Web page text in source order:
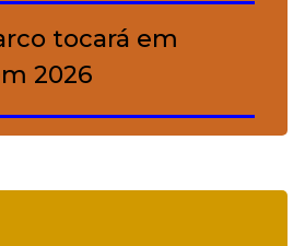
tocará em
2026
tem repertório
de R$ 17